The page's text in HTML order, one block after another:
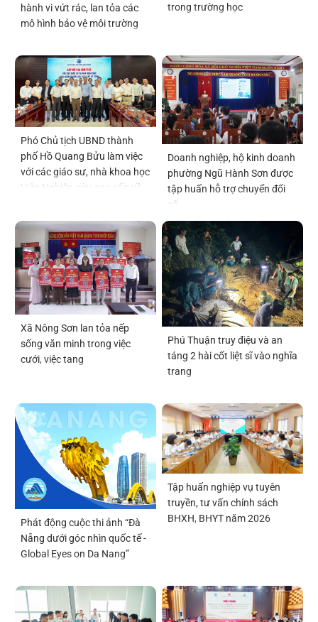
hành vi vứt rác, lan tỏa các
mô hình bảo vệ môi trường
trong trường học
Phó Chủ tịch UBND thành
phố Hồ Quang Bửu làm việc
với các giáo sư, nhà khoa học
Viện Nghiên cứu cao cấp về
Doanh nghiệp, hộ kinh doanh
phường Ngũ Hành Sơn được
tập huấn hỗ trợ chuyển đổi
số
Xã Nông Sơn lan tỏa nếp
sống văn minh trong việc
cưới, việc tang
Phú Thuận truy điệu và an
táng 2 hài cốt liệt sĩ vào nghĩa
trang
Phát động cuộc thi ảnh “Đà
Nẵng dưới góc nhìn quốc tế -
Global Eyes on Da Nang”
Tập huấn nghiệp vụ tuyên
truyền, tư vấn chính sách
BHXH, BHYT năm 2026